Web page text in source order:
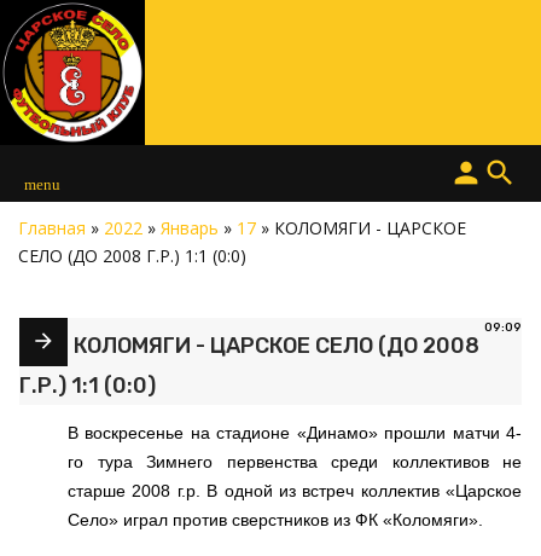
menu search
person
Главная » 2022 » Январь » 17 » КОЛОМЯГИ - ЦАРСКОЕ
СЕЛО (ДО 2008 Г.Р.) 1:1 (0:0)
09:09
КОЛОМЯГИ - ЦАРСКОЕ СЕЛО (ДО 2008
Г.Р.) 1:1 (0:0)
В воскресенье на стадионе «Динамо» прошли матчи 4-
го тура Зимнего первенства среди коллективов не
старше 2008 г.р. В одной из встреч коллектив «Царское
Село» играл против сверстников из ФК «Коломяги».